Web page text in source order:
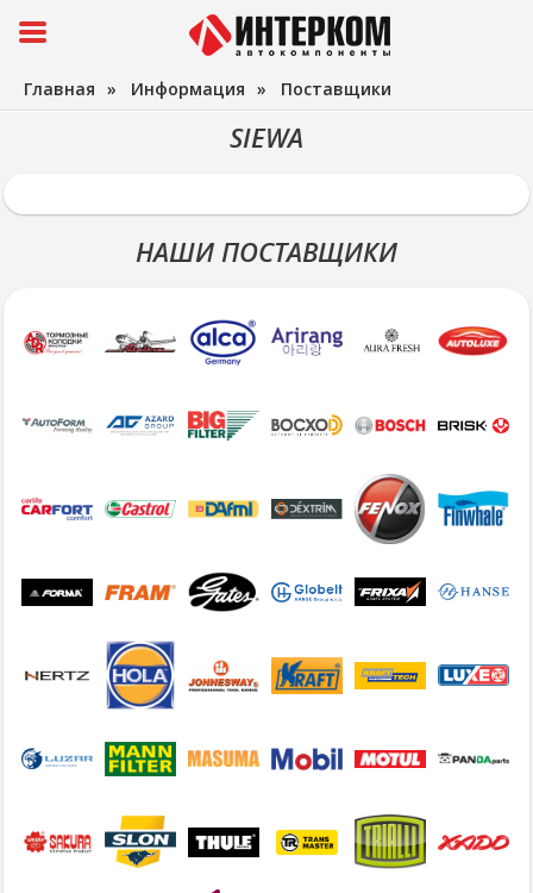
Главная » Информация » Поставщики
SIEWA
НАШИ ПОСТАВЩИКИ